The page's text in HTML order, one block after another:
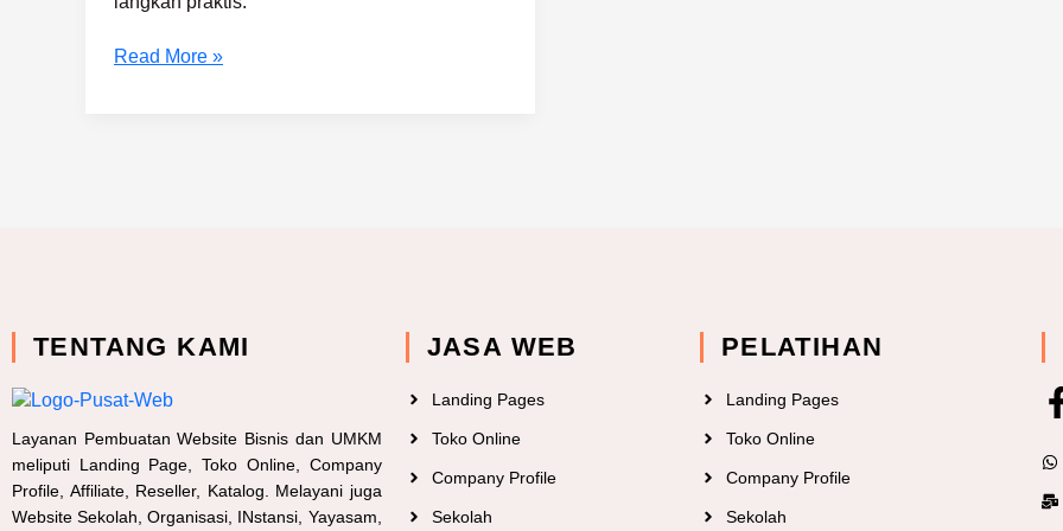
Read More »
TENTANG KAMI
Layanan Pembuatan Website Bisnis dan UMKM
meliputi Landing Page, Toko Online, Company
Profile, Affiliate, Reseller, Katalog. Melayani juga
Website Sekolah, Organisasi, INstansi, Yayasam,
JASA WEB
Landing Pages
Toko Online
Company Profile
Sekolah
PELATIHAN
Landing Pages
Toko Online
Company Profile
Sekolah